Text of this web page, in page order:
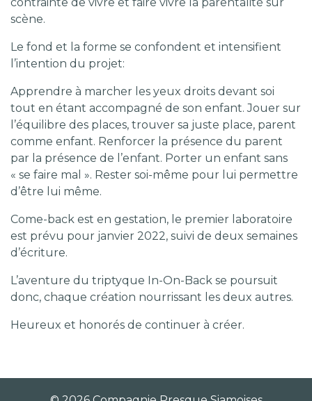
contrainte de vivre et faire vivre la parentalité sur
scène.
Le fond et la forme se confondent et intensifient
l’intention du projet:
Apprendre à marcher les yeux droits devant soi
tout en étant accompagné de son enfant. Jouer sur
l’équilibre des places, trouver sa juste place, parent
comme enfant. Renforcer la présence du parent
par la présence de l’enfant. Porter un enfant sans
« se faire mal ». Rester soi-même pour lui permettre
d’être lui même.
Come-back est en gestation, le premier laboratoire
est prévu pour janvier 2022, suivi de deux semaines
d’écriture.
L’aventure du triptyque In-On-Back se poursuit
donc, chaque création nourrissant les deux autres.
Heureux et honorés de continuer à créer.